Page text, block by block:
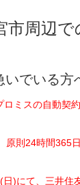
市周辺で
いでいる方
ロミスの自動契
原則24時間365
)にて、三井住